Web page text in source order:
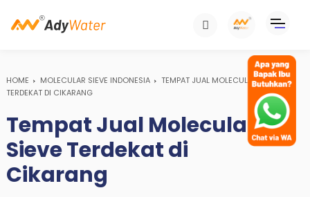
HOME MOLECULAR SIEVE INDONESIA
TEMPAT JUAL MOLECULAR SIEVE
TERDEKAT DI CIKARANG
Tempat Jual Molecular
Sieve Terdekat di
Cikarang